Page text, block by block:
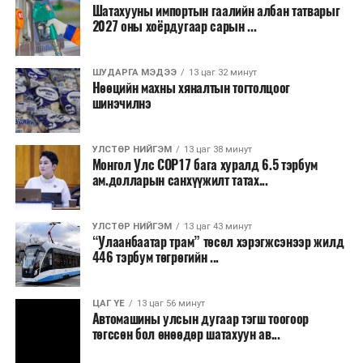
байна.
2026 оны наймдугаар сарын 07-ноос
2026 оны наймдугаар сарын 11-нийг хүртэлх
цаг агаарын урьдчилсан төлөв
Наймдугаар сарын 7-нд баруун болон төвийн
аймгуудын нутгийн хойд хэсгээр, 8-нд баруун
аймгуудын нутгийн хойд хэсэг, төвийн
аймгуудын нутгийн зарим газраар, 9-нд баруун
аймгуудын нутгийн зүүн, говийн аймгуудын
нутгийн хойд, зүүн аймгуудын нутгийн баруун
хэсэг, төвийн аймгуудын ихэнх нутгаар, 10-нд
төв, зүүн, говийн аймгуудын ихэнх нутгаар
бороо, дуу цахилгаантай аадар бороо орно. Салхи
ихэнх хугацаанд секундэд 5-10 метр, 9-нд
Алтайн салбар уулс, Арц-Богдын өвөр
хоолойгоор, 10-нд говь, талын нутгаар секундэд
Шатахууны импортын гаалийн албан татварыг
2027 оны хоёрдугаар сарын ...
ШУДАРГА МЭДЭЭ 13 цаг 32 минут
Нөөцийн махны хяналтын тогтолцоог
шинэчилнэ
УЛСТӨР НИЙГЭМ 13 цаг 38 минут
Монгол Улс COP17 бага хуралд 6.5 тэрбум
ам.долларын санхүүжилт татах...
УЛСТӨР НИЙГЭМ 13 цаг 43 минут
“Улаанбаатар трам” төсөл хэрэгжсэнээр жилд
446 тэрбум төгрөгийн ...
ЦАГ ҮЕ 13 цаг 56 минут
Автомашины улсын дугаар тэгш тоогоор
төгссөн бол өнөөдөр шатахуун ав...